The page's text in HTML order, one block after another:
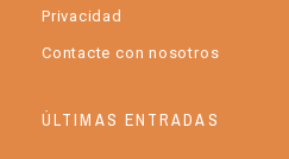
Privacidad
Contacte con nosotros
ÚLTIMAS ENTRADAS